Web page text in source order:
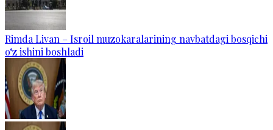
Rimda Livan – Isroil muzokaralarining navbatdagi bosqichi
o‘z ishini boshladi